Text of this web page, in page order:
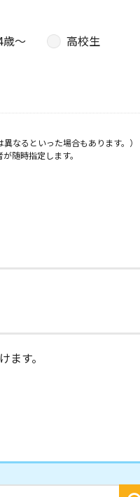
歳〜
高校生
なるといった場合もあります。）
随時指定します。
す。